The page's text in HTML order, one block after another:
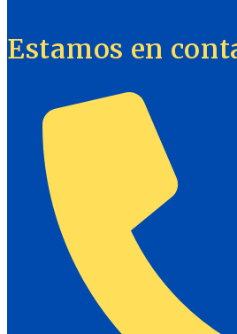
Estamos en